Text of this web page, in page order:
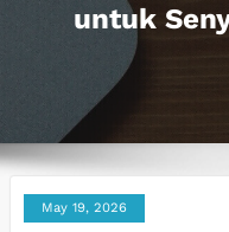
untuk
May 19, 2026